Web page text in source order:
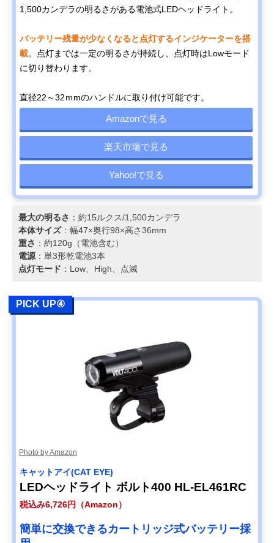
1,500カンデラの明るさがある電池式LEDヘッドライト。
バッテリー残量が少なくなると点灯するインジケーターを搭
載。点灯までは一定の明るさが持続し、点灯時はLowモード
に切り替わります。
直径22～32ｍmのハンドルに取り付け可能です。
Amazonで見る
楽天市場で見る
Yahoo!で見る
最大の明るさ ：約15ルクス/1,500カンデラ
本体サイズ：幅47×奥行98×高さ36mm
重さ ：約120g（電池含む）
電源 ：単3形乾電池3本
点灯モード ：Low、High、点滅
PICK UP④
Photo by Amazon
キャットアイ(CAT EYE)
LEDヘッドライト ボルト400 HL-EL461RC
税込み6,726円（Amazon）
簡単に交換できるカートリッジ式バッテリー採